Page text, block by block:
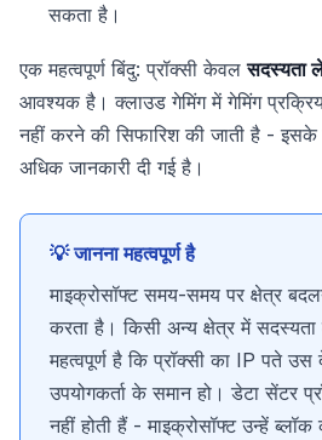
सकता है।
एक महत्वपूर्ण बिंदु: प्रॉक्सी केवलसदस्यता
आवश्यक है। क्लाउड गेमिंग में गेमिंग
नहीं करने की सिफारिश की जाती है - इसके
अधिक जानकारी दी गई है।
💡 जानना महत्वपूर्ण है
माइक्रोसॉफ्ट समय-समय पर क्षेत्र
करता है। किसी अन्य क्षेत्र में
महत्वपूर्ण है कि प्रॉक्सी का IP पते
उपयोगकर्ता के समान हो। डेटा सेंटर
नहीं होती हैं - माइक्रोसॉफ्ट उन्हें